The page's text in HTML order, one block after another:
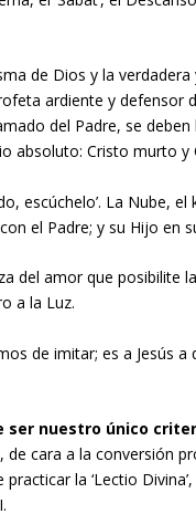
de Dios y la
ardiente y defensor
del Padre, se
absoluto: Cristo murto y
escúchelo’. La Nube,
el Padre; y su Hijo en
del amor que posibilite
a la Luz.
de imitar; es a Jesús
ser nuestro único
cara a la conversión
la ‘Lectio